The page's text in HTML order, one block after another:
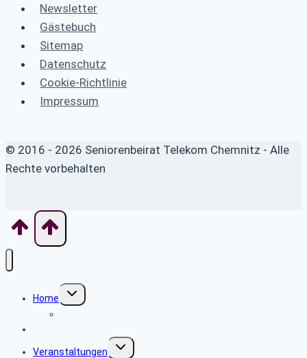
Newsletter
Gästebuch
Sitemap
Datenschutz
Cookie-Richtlinie
Impressum
© 2016 - 2026 Seniorenbeirat Telekom Chemnitz - Alle
Rechte vorbehalten
Home
Untermenü
umschalten
Veranstaltungen
Untermenü
umschalten